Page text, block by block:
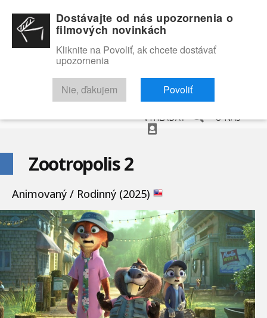
RECENZIE TRAILERY FILMOVÁ DATABÁZA
VYHĽADAŤ O NÁS
Zootropolis 2
Animovaný / Rodinný (2025)
Dostávajte od nás upozornenia o
filmových novinkách
Kliknite na Povoliť, ak chcete dostávať
upozornenia
Nie, ďakujem Povoliť